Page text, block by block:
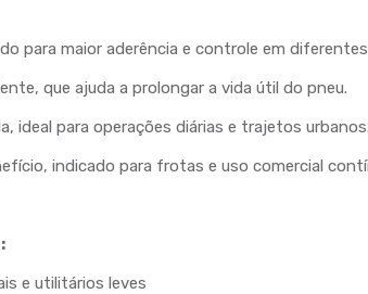
para maior aderência e controle em
que ajuda a prolongar a vida útil do pneu.
ideal para operações diárias e trajetos urbanos.
indicado para frotas e uso comercial
e utilitários leves